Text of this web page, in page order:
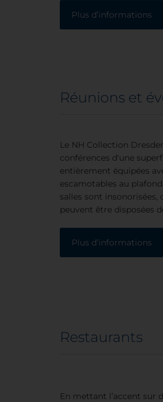
Plus d’informations
Réunions et
Le NH Collection
conférences d'une
entièrement équipées
escamotables au
salles sont
peuvent être disposées
Plus d’informations
Restaurants
En mettant l’accent sur